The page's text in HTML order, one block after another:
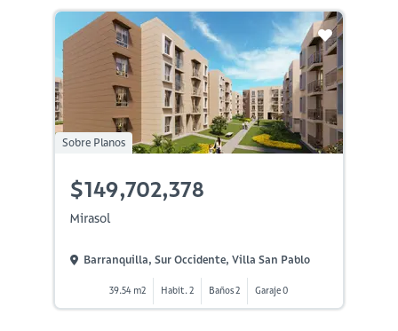
Sobre Planos
$149,702,378
Mirasol
Barranquilla, Sur Occidente, Villa San Pablo
39.54 m2 Habit. 2 Baños 2 Garaje 0